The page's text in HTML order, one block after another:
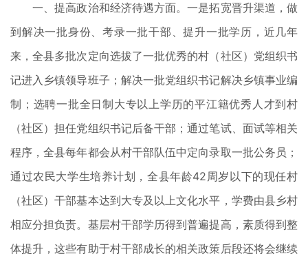
一、提高政治和经济待遇方面。一是拓宽晋升渠道，做
到解决一批身份、考录一批干部、提升一批学历，近几年
来，全县多批次定向选拔了一批优秀的村（社区）党组织书
记进入乡镇领导班子；解决一批党组织书记解决乡镇事业编
制；选聘一批全日制大专以上学历的平江籍优秀人才到村
（社区）担任党组织书记后备干部；通过笔试、面试等相关
程序，全县每年都会从村干部队伍中定向录取一批公务员；
通过农民大学生培养计划，全县年龄42周岁以下的现任村
（社区）干部基本达到大专及以上文化水平，学费由县乡村
相应分担负责。基层村干部学历得到普遍提高，素质得到整
体提升，这些有助于村干部成长的相关政策后段还将会继续